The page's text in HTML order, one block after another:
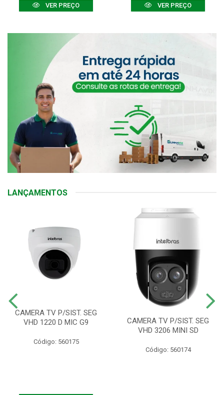
VER PREÇO VER PREÇO
LANÇAMENTOS
CAMERA TV P/SIST. SEG
VHD 1220 D MIC G9
Código: 560175
CAMERA TV P/SIST. SEG
VHD 3206 MINI SD
Código: 560174